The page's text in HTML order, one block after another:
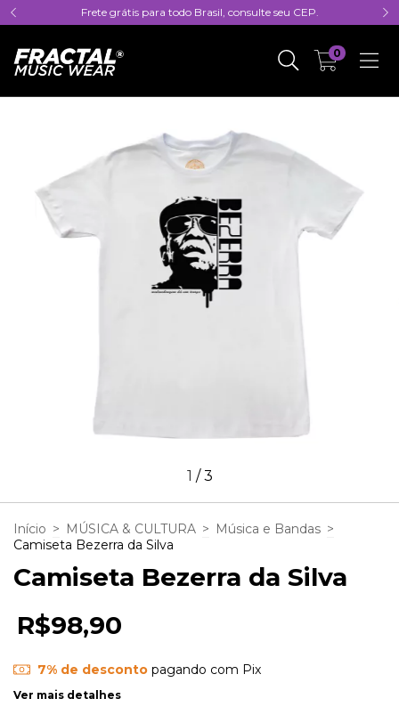
Frete grátis para todo Brasil, consulte seu CEP.
0
1 /3
Início > MÚSICA & CULTURA > Música e Bandas >
Camiseta Bezerra da Silva
Camiseta Bezerra da Silva
R$98,90
7% de descontopagando com Pix
Ver mais detalhes